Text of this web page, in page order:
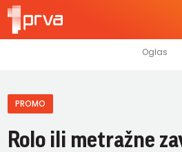
PROMO
Rolo ili metražne